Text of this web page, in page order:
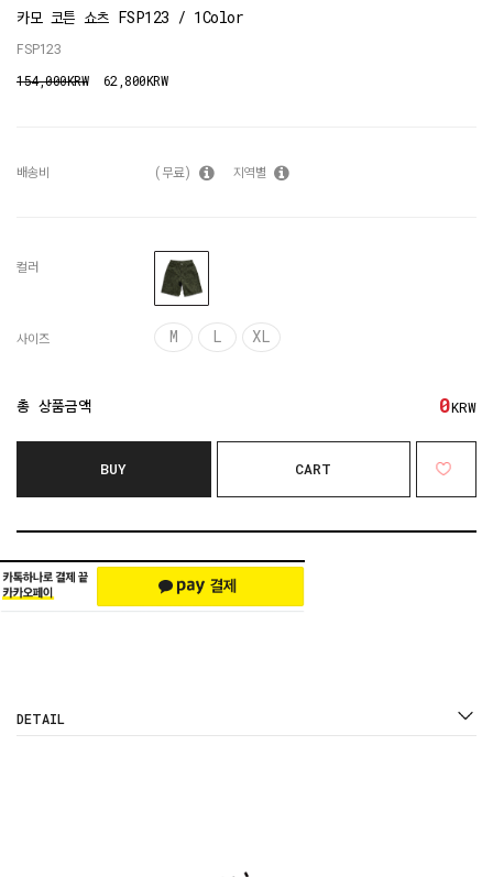
카모 코튼 쇼츠 FSP123 / 1Color
FSP123
154,000KRW
62,800KRW
배송비 (무료) 지역별
컬러
사이즈 M L XL
총 상품금액 0KRW
BUY CART
DETAIL